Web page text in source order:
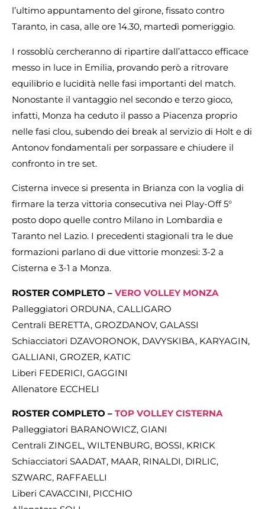
l’ultimo appuntamento del girone, fissato contro
Taranto, in casa, alle ore 14.30, martedì pomeriggio.
I rossoblù cercheranno di ripartire dall’attacco efficace
messo in luce in Emilia, provando però a ritrovare
equilibrio e lucidità nelle fasi importanti del match.
Nonostante il vantaggio nel secondo e terzo gioco,
infatti, Monza ha ceduto il passo a Piacenza proprio
nelle fasi clou, subendo dei break al servizio di Holt e di
Antonov fondamentali per sorpassare e chiudere il
confronto in tre set.
Cisterna invece si presenta in Brianza con la voglia di
firmare la terza vittoria consecutiva nei Play-Off 5°
posto dopo quelle contro Milano in Lombardia e
Taranto nel Lazio. I precedenti stagionali tra le due
formazioni parlano di due vittorie monzesi: 3-2 a
Cisterna e 3-1 a Monza.
ROSTER COMPLETO – VERO VOLLEY MONZA
Palleggiatori ORDUNA, CALLIGARO
Centrali BERETTA, GROZDANOV, GALASSI
Schiacciatori DZAVORONOK, DAVYSKIBA, KARYAGIN,
GALLIANI, GROZER, KATIC
Liberi FEDERICI, GAGGINI
Allenatore ECCHELI
ROSTER COMPLETO – TOP VOLLEY CISTERNA
Palleggiatori BARANOWICZ, GIANI
Centrali ZINGEL, WILTENBURG, BOSSI, KRICK
Schiacciatori SAADAT, MAAR, RINALDI, DIRLIC,
SZWARC, RAFFAELLI
Liberi CAVACCINI, PICCHIO